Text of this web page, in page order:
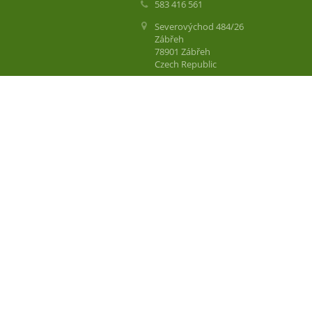
583 416 561
Severovýchod 484/26
Zábřeh
78901 Zábřeh
Czech Republic